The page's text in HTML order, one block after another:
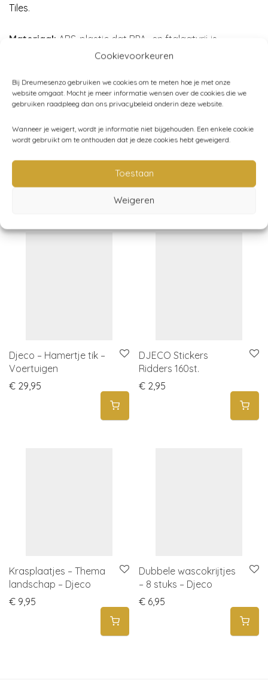
Cookievoorkeuren
Bij Dreumesenzo gebruiken we cookies om te meten hoe je met onze
website omgaat. Mocht je meer informatie wensen over de cookies die we
gebruiken raadpleeg dan ons privacybeleid onderin deze website.
Wanneer je weigert, wordt je informatie niet bijgehouden. Een enkele cookie
wordt gebruikt om te onthouden dat je deze cookies hebt geweigerd.
Toestaan
Weigeren
Tiles.
Materiaal: ABS-plastic dat BPA- en ftalaatvrij is.
Artikelnummer:CT-R-00036-SE
Categorieën:Speelgoed,Spelen, Connetix, Magnetisch
Gerelateerde producten
Djeco – Hamertje tik –
Voertuigen
€ 29,95
DJECO Stickers
Ridders 160st.
€ 2,95
Krasplaatjes – Thema
landschap – Djeco
€ 9,95
Dubbele wascokrijtjes
– 8 stuks – Djeco
€ 6,95